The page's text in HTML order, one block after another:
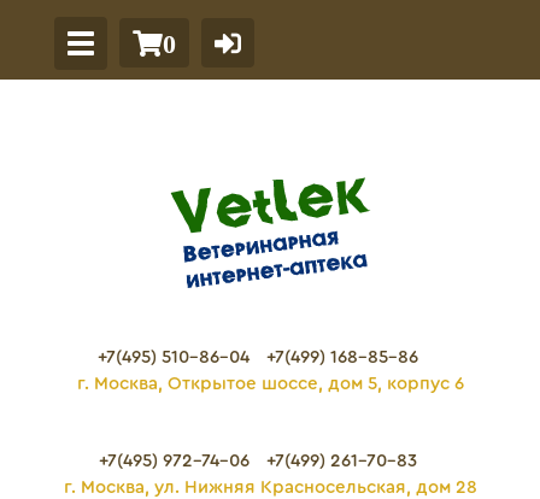
0
+7(495) 510-86-04
+7(499) 168-85-86
г. Москва, Открытое шоссе, дом 5, корпус 6
+7(495) 972-74-06
+7(499) 261-70-83
г. Москва, ул. Нижняя Красносельская, дом 28